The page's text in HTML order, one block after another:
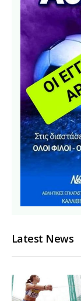
Latest News